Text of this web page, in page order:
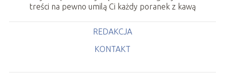
treści na pewno umilą Ci każdy poranek z kawą
REDAKCJA
KONTAKT